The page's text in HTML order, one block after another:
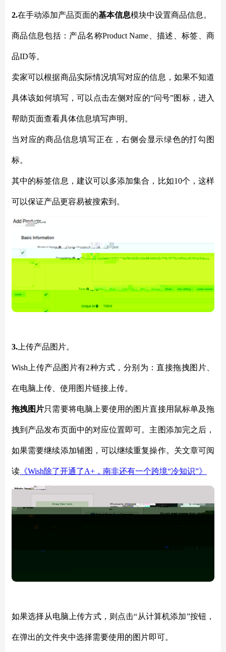
2.在手动添加产品页面的基本信息模块中设置商品信息。
商品信息包括：产品名称Product Name、描述、标签、商
品ID等。
卖家可以根据商品实际情况填写对应的信息，如果不知道
具体该如何填写，可以点击左侧对应的“问号”图标，进入
帮助页面查看具体信息填写声明。
当对应的商品信息填写正在，右侧会显示绿色的打勾图
标。
其中的标签信息，建议可以多添加集合，比如10个，这样
可以保证产品更容易被搜索到。
3. 上传产品图片。
Wish上传产品图片有2种方式，分别为：直接拖拽图片、
在电脑上传、使用图片链接上传。
拖拽图片只需要将电脑上要使用的图片直接用鼠标单及拖
拽到产品发布页面中的对应位置即可。主图添加完之后，
如果需要继续添加辅图，可以继续重复操作。关文章可阅
读 《Wish除了开通了A+，南非还有一个跨境“冷知识”》
如果选择从电脑上传方式，则点击“从计算机添加”按钮，
在弹出的文件夹中选择需要使用的图片即可。